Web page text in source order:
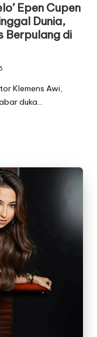
Epen Cupen
Dunia,
Berpulang di
Klemens Awi,
duka…